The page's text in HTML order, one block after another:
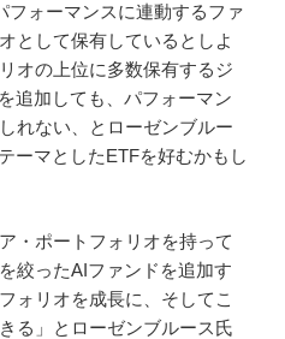
フォーマンスに連動するファ
として保有しているとしよ
オの上位に多数保有するジ
追加しても、パフォーマン
れない、とローゼンブルー
ーマとしたETFを好むかもし
・ポートフォリオを持って
絞ったAIファンドを追加す
ォリオを成長に、そしてこ
る」とローゼンブルース氏